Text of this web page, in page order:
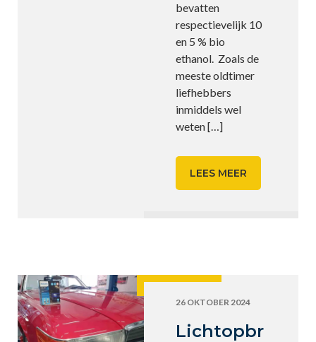
bevatten
respectievelijk 10
en 5 % bio
ethanol. Zoals de
meeste oldtimer
liefhebbers
inmiddels wel
weten[…]
LEES MEER
26 OKTOBER 2024
Lichtopbr